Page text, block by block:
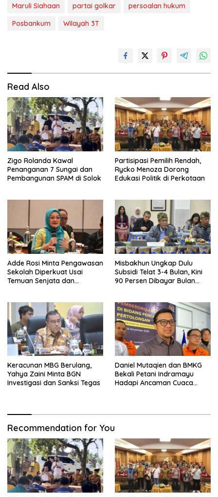
Maruli Siahaan partai golkar
persoalan hukum
Posbankum
Wilayah 3T
Read Also
Zigo Rolanda Kawal
Penanganan 7 Sungai dan
Pembangunan SPAM di Solok
Partisipasi Pemilih Rendah,
Rycko Menoza Dorong
Edukasi Politik di Perkotaan
Adde Rosi Minta Pengawasan
Sekolah Diperkuat Usai
Temuan Senjata dan
Misbakhun Ungkap Dulu
Subsidi Telat 3-4 Bulan, Kini
90 Persen Dibayar Bulan
Keracunan MBG Berulang,
Yahya Zaini Minta BGN
Investigasi dan Sanksi Tegas
Daniel Mutaqien dan BMKG
Bekali Petani Indramayu
Hadapi Ancaman Cuaca
Recommendation for You